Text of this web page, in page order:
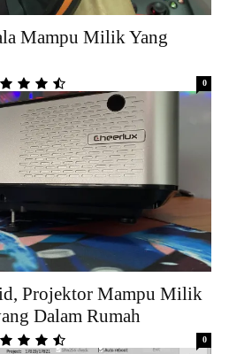
Mampu Milik Yang
0
Projektor Mampu Milik
Dalam Rumah
0